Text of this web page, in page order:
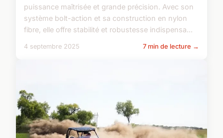
puissance maîtrisée et grande précision. Avec son
système bolt-action et sa construction en nylon
fibre, elle offre stabilité et robustesse indispensa...
4 septembre 2025 7 min de lecture →